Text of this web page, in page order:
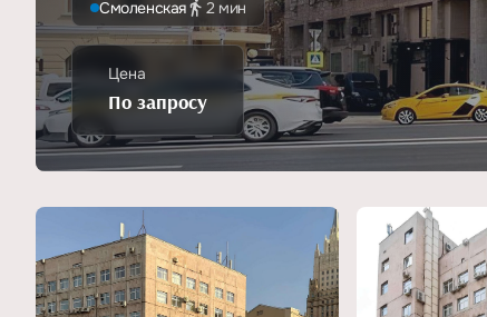
Смоленская 2 мин
Цена
По запросу